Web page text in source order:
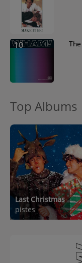
10
Top Albums
Last Christmas
pistes